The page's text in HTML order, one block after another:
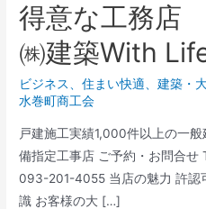
得意な工務店
㈱建築With
ビジネス、住まい快適、建築・
水巻町商工会
戸建施工実績1,000件以上の一
備指定工事店 ご予約・お問合せ
093-201-4055 当店の魅力 許認
識 お客様の大 […]